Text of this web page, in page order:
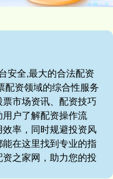
安全,最大的合法配资
配资领域的综合性服务
市场资讯、配资技巧
户了解配资操作流
率，同时规避投资风
在这里找到专业的指
之家网，助力您的投